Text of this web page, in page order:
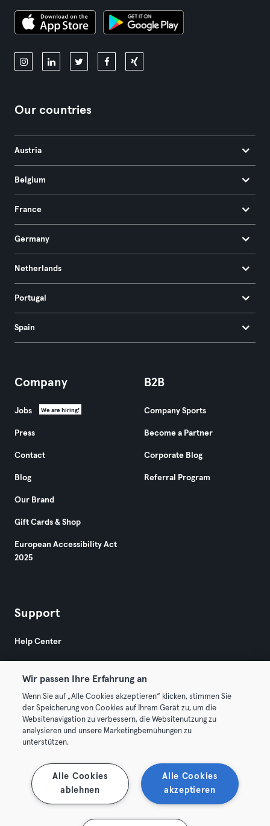
Our countries
Austria
Belgium
France
Germany
Netherlands
Portugal
Spain
Company
Jobs We are hiring!
Press
Contact
Blog
Our Brand
Gift Cards & Shop
European Accessibility Act
2025
B2B
Company Sports
Become a Partner
Corporate Blog
Referral Program
Support
Help Center
© 2026 Urban Sports Group GmbH. All rights reserved.
Terms & Conditions
Terminate contracts here Withdraw contracts here
Wir passen Ihre Erfahrung an
Wenn Sie auf „Alle Cookies akzeptieren“ klicken, stimmen Sie
der Speicherung von Cookies auf Ihrem Gerät zu, um die
Websitenavigation zu verbessern, die Websitenutzung zu
analysieren und unsere Marketingbemühungen zu
unterstützen.
Alle Cookies
akzeptieren
Alle Cookies
ablehnen